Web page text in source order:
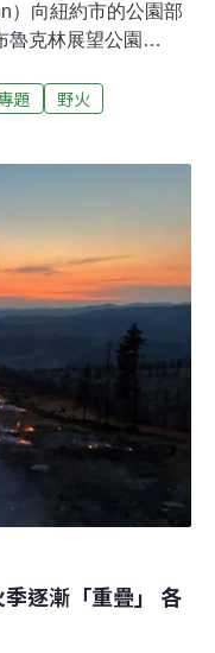
）向紐約市的公園部
魯克林展望公園
克林的中央公園」，
三小時才控制住。
玩笑。對這些在焦土
算後，塞克斯頓確
茂盛，火災會清理遮
分，讓種子重新萌
塞克斯頓所建議的
密規劃的「控制性焚
題
野火
逐漸「重疊」 各